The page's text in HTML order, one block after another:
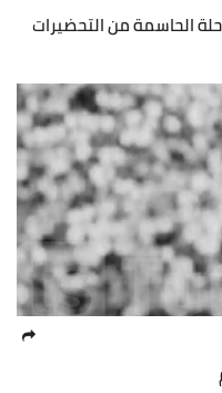
الحاسمة من التحضيرات